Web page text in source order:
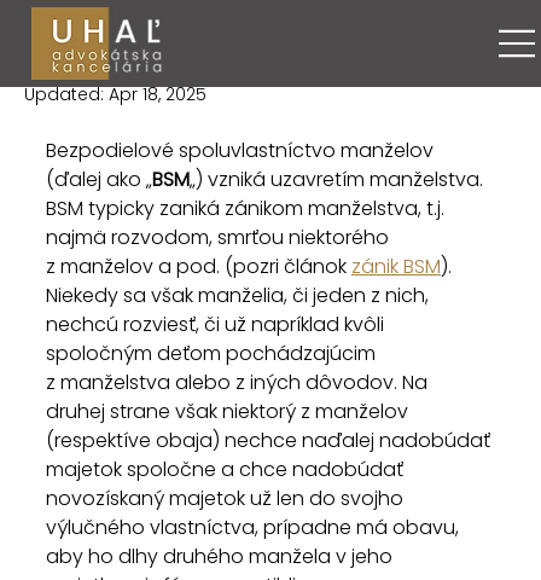
BSM VII. - zrušenie
Maroš Uhaľ
Updated:Apr 18, 2025
Bezpodielové spoluvlastníctvo manželov
(ďalej ako „BSM„) vzniká uzavretím manželstva.
BSM typicky zaniká zánikom manželstva, t.j.
najmä rozvodom, smrťou niektorého
z manželov a pod. (pozri článok zánik BSM).
Niekedy sa však manželia, či jeden z nich,
nechcú rozviesť, či už napríklad kvôli
spoločným deťom pochádzajúcim
z manželstva alebo z iných dôvodov. Na
druhej strane však niektorý z manželov
(respektíve obaja) nechce naďalej nadobúdať
majetok spoločne a chce nadobúdať
novozískaný majetok už len do svojho
výlučného vlastníctva, prípadne má obavu,
aby ho dlhy druhého manžela v jeho